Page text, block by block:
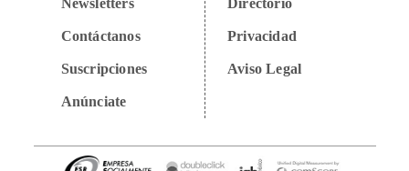
Newsletters
Contáctanos
Suscripciones
Anúnciate
Directorio
Privacidad
Aviso Legal